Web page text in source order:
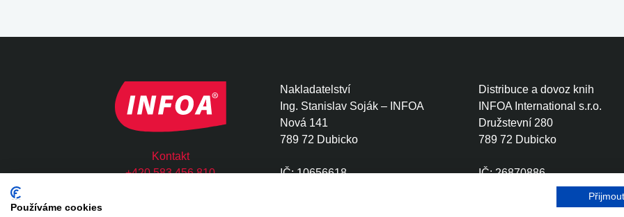
Kontakt
+420 583 456 810
Nakladatelství
Ing. Stanislav Soják – INFOA
Nová 141
789 72 Dubicko
IČ: 10656618
Distribuce a dovoz knih
INFOA International s.r.o.
Družstevní 280
789 72 Dubicko
IČ: 26870886
DIČ: CZ26870886
Používáme cookies